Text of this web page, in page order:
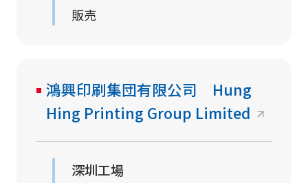
販売
鴻興印刷集団有限公司 Hung
Hing Printing Group Limited
深圳工場